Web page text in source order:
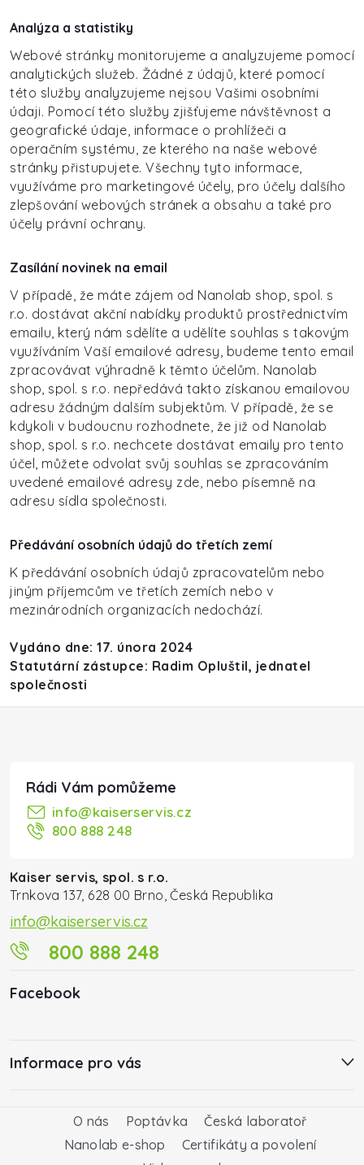
Analýza a statistiky
Webové stránky monitorujeme a analyzujeme pomocí
analytických služeb. Žádné z údajů, které pomocí
této služby analyzujeme nejsou Vašimi osobními
údaji. Pomocí této služby zjišťujeme návštěvnost a
geografické údaje, informace o prohlížeči a
operačním systému, ze kterého na naše webové
stránky přistupujete. Všechny tyto informace,
využíváme pro marketingové účely, pro účely dalšího
zlepšování webových stránek a obsahu a také pro
účely právní ochrany.
Zasílání novinek na email
V případě, že máte zájem od Nanolab shop, spol. s
r.o. dostávat akční nabídky produktů prostřednictvím
emailu, který nám sdělíte a udělíte souhlas s takovým
využíváním Vaší emailové adresy, budeme tento email
zpracovávat výhradně k těmto účelům. Nanolab
shop, spol. s r.o. nepředává takto získanou emailovou
adresu žádným dalším subjektům. V případě, že se
kdykoli v budoucnu rozhodnete, že již od Nanolab
shop, spol. s r.o. nechcete dostávat emaily pro tento
účel, můžete odvolat svůj souhlas se zpracováním
uvedené emailové adresy zde, nebo písemně na
adresu sídla společnosti.
Předávání osobních údajů do třetích zemí
K předávání osobních údajů zpracovatelům nebo
jiným příjemcům ve třetích zemích nebo v
mezinárodních organizacích nedochází.
Vydáno dne: 17. února 2024
Statutární zástupce: Radim Opluštil, jednatel
společnosti
info@kaiserservis.cz
800 888 248
Kaiser servis, spol. s r.o.
Trnkova 137, 628 00 Brno, Česká Republika
info@kaiserservis.cz
800 888 248
Facebook
Informace pro vás
O nás Poptávka
Česká laboratoř
Nanolab e-shop
Certifikáty a povolení